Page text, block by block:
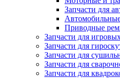
Запчасти для
Приводные
Запчасти для
Запчасти для
Запчасти для
Запчасти для
Запчасти для